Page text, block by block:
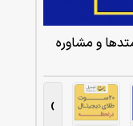
›